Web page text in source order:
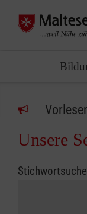
Unsere
Stichwortsuche